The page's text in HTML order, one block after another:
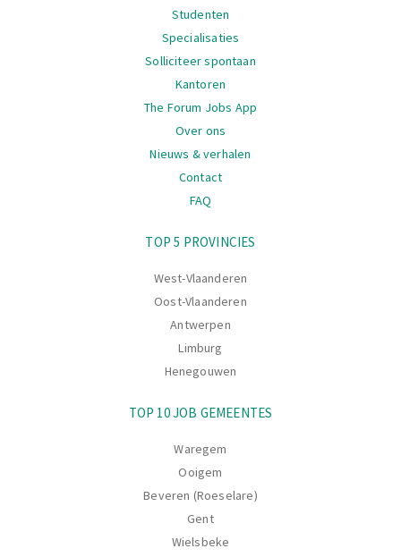
Studenten
Specialisaties
Solliciteer spontaan
Kantoren
The Forum Jobs App
Over ons
Nieuws & verhalen
Contact
FAQ
TOP 5 PROVINCIES
West-Vlaanderen
Oost-Vlaanderen
Antwerpen
Limburg
Henegouwen
TOP 10 JOB GEMEENTES
Waregem
Ooigem
Beveren (Roeselare)
Gent
Wielsbeke